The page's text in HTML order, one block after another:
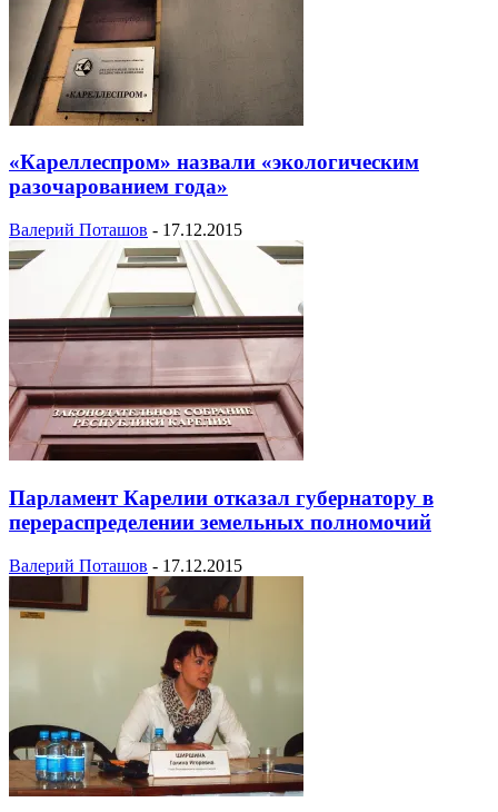
«Кареллеспром» назвали «экологическим
разочарованием года»
Валерий Поташов - 17.12.2015
Парламент Карелии отказал губернатору в
перераспределении земельных полномочий
Валерий Поташов - 17.12.2015